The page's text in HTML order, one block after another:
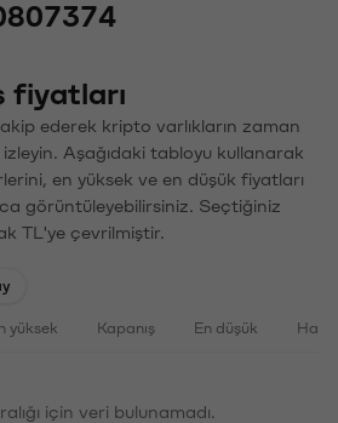
fiyatları
ederek kripto varlıkların zaman
izleyin. Aşağıdaki tabloyu kullanarak
en yüksek ve en düşük fiyatları
görüntüleyebilirsiniz. Seçtiğiniz
TL'ye çevrilmiştir.
yüksek Kapanış En düşük
için veri bulunamadı.